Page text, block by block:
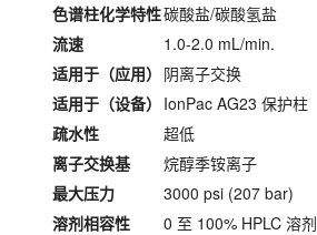
色谱柱化学特性碳酸盐/碳酸氢盐
流速
1.0-2.0 mL/min.
适用于（应用） 阴离子交换
适用于（设备） IonPac AG23 保护柱
疏水性
超低
离子交换基
烷醇季铵离子
最大压力
3000 psi (207 bar)
溶剂相容性
0 至 100% HPLC 溶剂